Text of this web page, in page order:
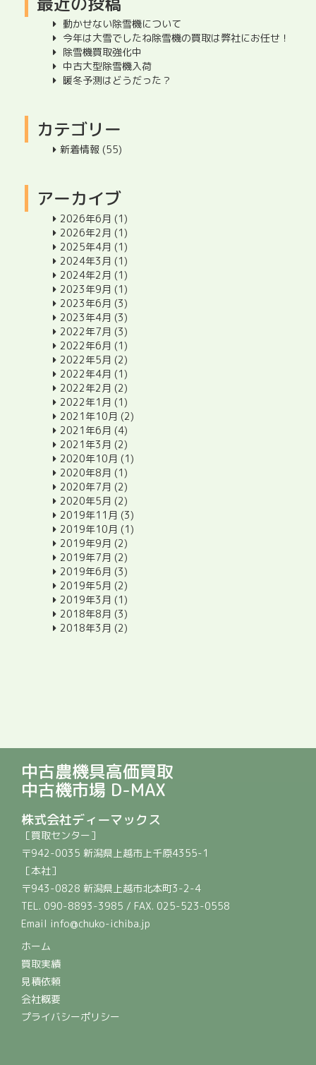
動かせない除雪機について
今年は大雪でしたね除雪機の買取は弊社にお任せ！
除雪機買取強化中
中古大型除雪機入荷
暖冬予測はどうだった？
カテゴリー
新着情報 (55)
アーカイブ
2026年6月 (1)
2026年2月 (1)
2025年4月 (1)
2024年3月 (1)
2024年2月 (1)
2023年9月 (1)
2023年6月 (3)
2023年4月 (3)
2022年7月 (3)
2022年6月 (1)
2022年5月 (2)
2022年4月 (1)
2022年2月 (2)
2022年1月 (1)
2021年10月 (2)
2021年6月 (4)
2021年3月 (2)
2020年10月 (1)
2020年8月 (1)
2020年7月 (2)
2020年5月 (2)
2019年11月 (3)
2019年10月 (1)
2019年9月 (2)
2019年7月 (2)
2019年6月 (3)
2019年5月 (2)
2019年3月 (1)
2018年8月 (3)
2018年3月 (2)
中古農機具高価買取
中古機市場 D-MAX
株式会社ディーマックス
［買取センター］
〒942-0035 新潟県上越市上千原4355-1
［本社］
〒943-0828 新潟県上越市北本町3-2-4
TEL. 090-8893-3985 / FAX. 025-523-0558
Email info@chuko-ichiba.jp
ホーム
買取実績
見積依頼
会社概要
プライバシーポリシー